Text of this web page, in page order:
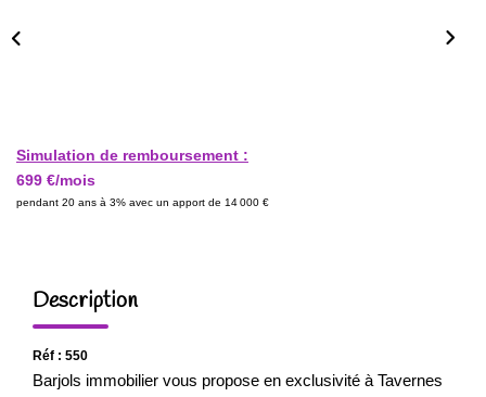
Simulation de remboursement :
699 €/mois
pendant 20 ans à 3% avec un apport de 14 000 €
Description
Réf : 550
Barjols immobilier vous propose en exclusivité à Tavernes